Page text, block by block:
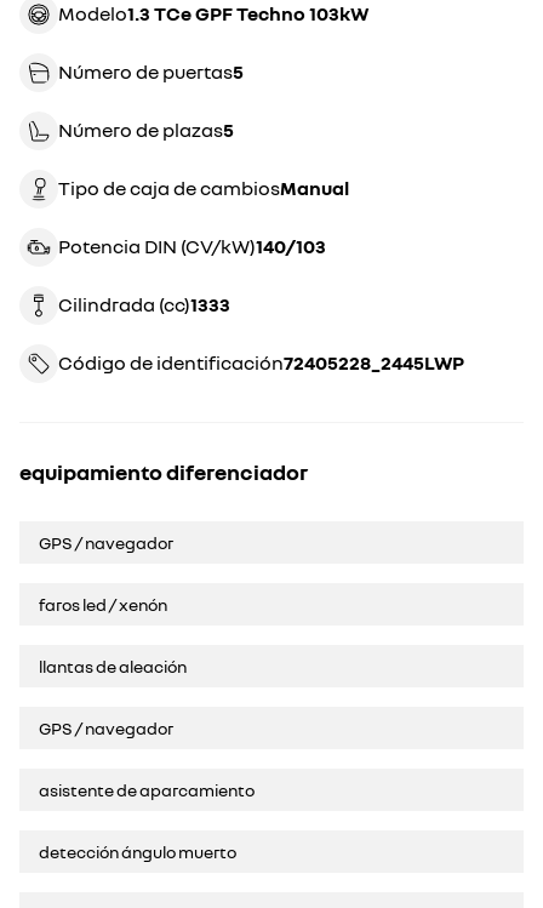
Modelo 1.3 TCe GPF Techno 103kW
Número de puertas5
Número de plazas5
Tipo de caja de cambios manual
Potencia DIN (CV/kW) 140/103
Cilindrada (cc) 1333
Código de identificación 72405228_2445LWP
equipamiento diferenciador
GPS / navegador
faros led / xenón
llantas de aleación
GPS / navegador
asistente de aparcamiento
detección ángulo muerto